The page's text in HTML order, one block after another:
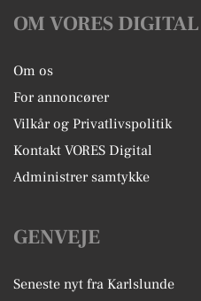
OM VORES DIGITAL
Om os
For annoncører
Vilkår og Privatlivspolitik
Kontakt VORES Digital
Administrer samtykke
GENVEJE
Seneste nyt fra Karlslunde